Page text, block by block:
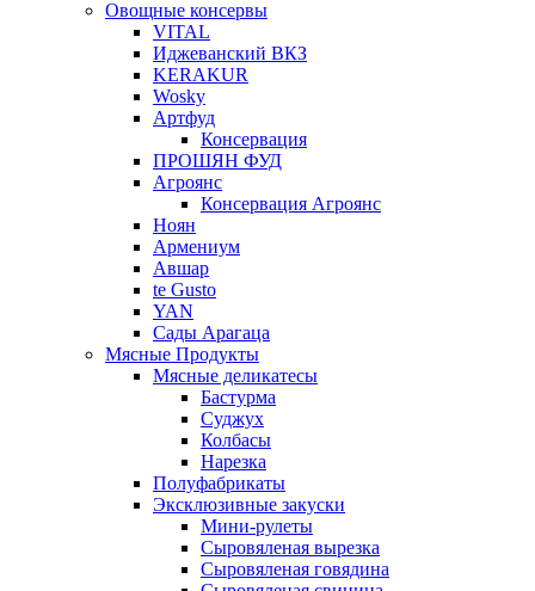
Овощные консервы
VITAL
Иджеванский ВКЗ
KERAKUR
Wosky
Артфуд
Консервация
ПРОШЯН ФУД
Агроянс
Консервация Агроянс
Ноян
Армениум
Авшар
te Gusto
YAN
Сады Арагаца
Мясные Продукты
Мясные деликатесы
Бастурма
Суджух
Колбасы
Нарезка
Полуфабрикаты
Эксклюзивные закуски
Мини-рулеты
Сыровяленая вырезка
Сыровяленая говядина